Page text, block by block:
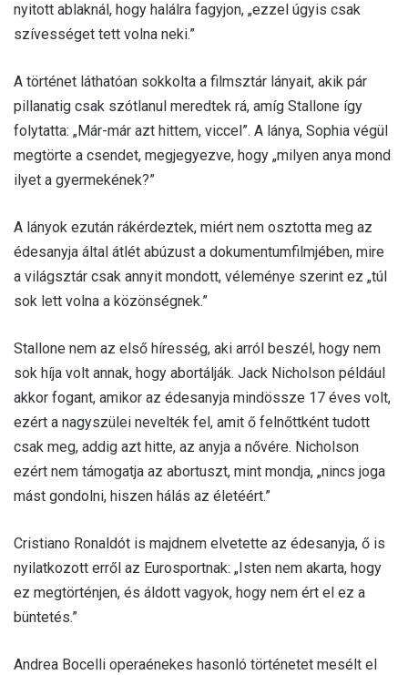
nyitott ablaknál, hogy halálra fagyjon, „ezzel úgyis csak
szívességet tett volna neki.”
A történet láthatóan sokkolta a filmsztár lányait, akik pár
pillanatig csak szótlanul meredtek rá, amíg Stallone így
folytatta: „Már-már azt hittem, viccel”. A lánya, Sophia végül
megtörte a csendet, megjegyezve, hogy „milyen anya mond
ilyet a gyermekének?”
A lányok ezután rákérdeztek, miért nem osztotta meg az
édesanyja által átlét abúzust a dokumentumfilmjében, mire
a világsztár csak annyit mondott, véleménye szerint ez „túl
sok lett volna a közönségnek.”
Stallone nem az első híresség, aki arról beszél, hogy nem
sok híja volt annak, hogy abortálják. Jack Nicholson például
akkor fogant, amikor az édesanyja mindössze 17 éves volt,
ezért a nagyszülei nevelték fel, amit ő felnőttként tudott
csak meg, addig azt hitte, az anyja a nővére. Nicholson
ezért nem támogatja az abortuszt, mint mondja, „nincs joga
mást gondolni, hiszen hálás az életéért.”
Cristiano Ronaldót is majdnem elvetette az édesanyja, ő is
nyilatkozott erről az Eurosportnak: „Isten nem akarta, hogy
ez megtörténjen, és áldott vagyok, hogy nem ért el ez a
büntetés.”
Andrea Bocelli operaénekes hasonló történetet mesélt el